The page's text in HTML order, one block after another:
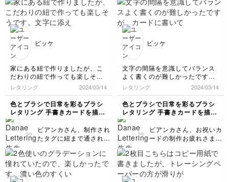
くさん練習してくださり
ありがとうございま
す！！✨ ぜひお好きな言
うに装飾してみてくださ
いね！ めちゃくちゃ気
とっても素敵でうっとり
してしまいました😍 文
字周りのキラキラも良い
配色でも沢山描いてみて
くださいね～🙌✨
ピッケ
家にある紐で作りましたが、こ
だわりの紐で作っても楽しそう
です。文字に添える装飾もいろ
いろあり、面白かったです！
タグやカード類に書いて楽しか
ったです♪
レタリング 2024/03/14
色とブラシで日常を彩るブラシ
レタリング 手書きカードを描い
てみよう
ビアンカさん、制作され
たタグに紐まで通され
できましたね！！✨ グラ
デーションで書かれたの
も素敵ですが、丸芯で装
ピッケ
文字の間隔を意識してバランス
よく書くのが難しかったです
が、カードに書いて仕上がりが
よく嬉しくなりました😃
レタリング 2024/03/14
色とブラシで日常を彩るブラシ
レタリング 手書きカードを描い
てみよう
ビアンカさん、お祝いカ
ードの制作お疲れさまで
数が多い為、文字間や文
字のバランスなど気を付
けながら書く必要があり